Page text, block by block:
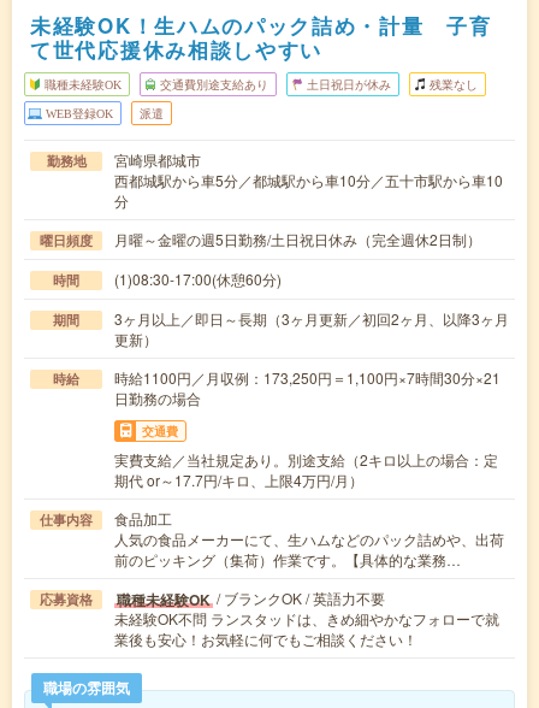
未経験OK！生ハムのパック詰め・計量 子育
て世代応援休み相談しやすい
職種未経験OK 交通費別途支給あり 土日祝日が休み 残業なし
WEB登録OK 派遣
勤務地
宮崎県都城市
西都城駅から車5分／都城駅から車10分／五十市駅から車10
分
曜日頻度 月曜～金曜の週5日勤務/土日祝日休み（完全週休2日制）
時間 (1)08:30-17:00(休憩60分)
期間
3ヶ月以上／即日～長期（3ヶ月更新／初回2ヶ月、以降3ヶ月
更新）
時給
時給1100円／月収例：173,250円＝1,100円×7時間30分×21
日勤務の場合
交通費
実費支給／当社規定あり。別途支給（2キロ以上の場合：定
期代 or～17.7円/キロ、上限4万円/月）
仕事内容
食品加工
人気の食品メーカーにて、生ハムなどのパック詰めや、出荷
前のピッキング（集荷）作業です。【具体的な業務…
応募資格 職種未経験OK / ブランクOK / 英語力不要
未経験OK不問 ランスタッドは、きめ細やかなフォローで就
業後も安心！お気軽に何でもご相談ください！
職場の雰囲気